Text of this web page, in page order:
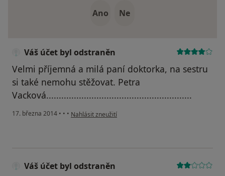
Ano Ne
Váš účet byl odstraněn
Velmi příjemná a milá paní doktorka, na sestru
si také nemohu stěžovat. Petra
Vacková..........................................................
17. března 2014 • • • podle názoru uživatele Váš účet byl odstraněn
Nahlásit zneužití
Váš účet byl odstraněn